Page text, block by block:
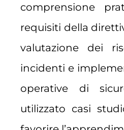
comprensione
requisiti della
valutazione dei
incidenti e
operative di
utilizzato casi